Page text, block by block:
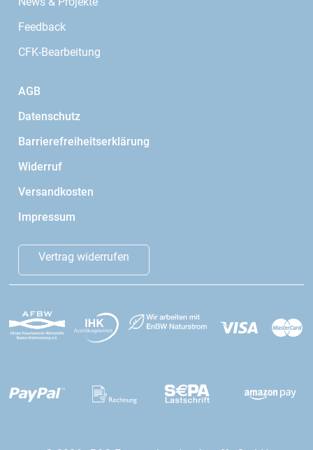
Feedback
CFK-Bearbeitung
AGB
Datenschutz
Barrierefreiheitserklärung
Widerruf
Versandkosten
Impressum
Vertrag widerrufen